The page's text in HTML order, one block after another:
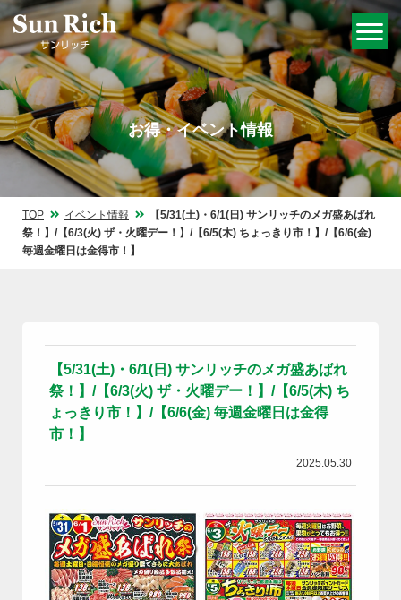
お得・イベント情報
TOP イベント情報
【5/31(土)・6/1(日) サンリッチのメガ盛あばれ
祭！】/【6/3(火) ザ・火曜デー！】/【6/5(木) ちょっきり市！】/【6/6(金)
毎週金曜日は金得市！】
【5/31(土)・6/1(日) サンリッチのメガ盛あばれ
祭！】/【6/3(火) ザ・火曜デー！】/【6/5(木) ち
ょっきり市！】/【6/6(金) 毎週金曜日は金得
市！】
2025.05.30